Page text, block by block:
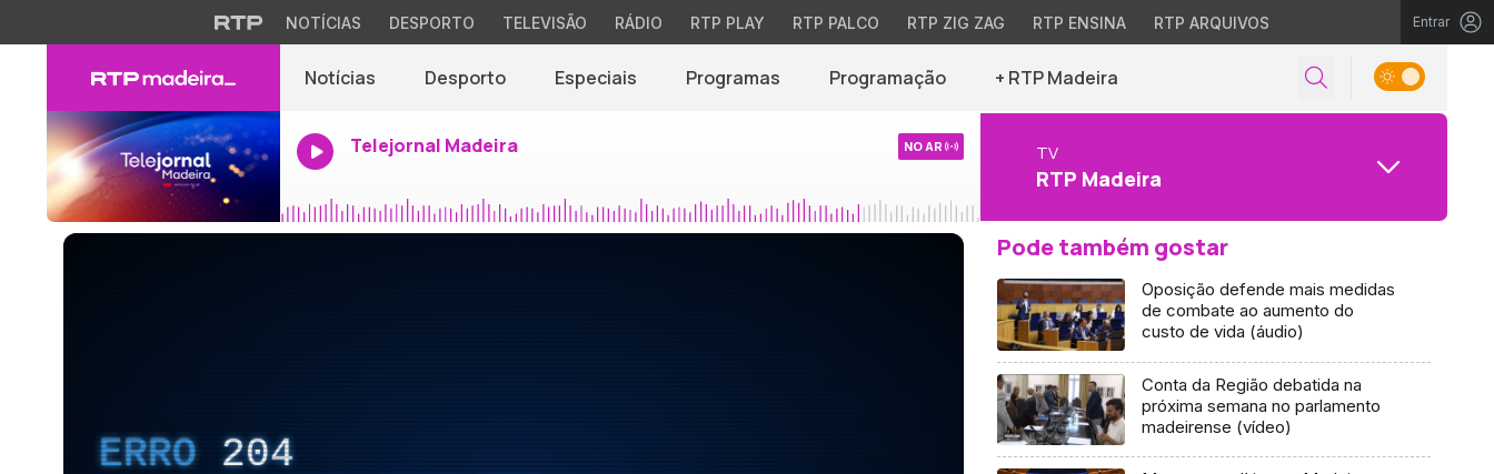
NOTÍCIAS DESPORTO TELEVISÃO RÁDIO RTP PLAY RTP PALCO RTP ZIG ZAG RTP ENSINA RTP ARQUIVOS Entrar
Notícias Desporto Especiais Programas Programação + RTP Madeira
Telejornal Madeira NO AR TV
RTP Madeira
ERRO 204
Pode também gostar
Oposição defende mais medidas
de combate ao aumento do
custo de vida (áudio)
Conta da Região debatida na
próxima semana no parlamento
madeirense (vídeo)